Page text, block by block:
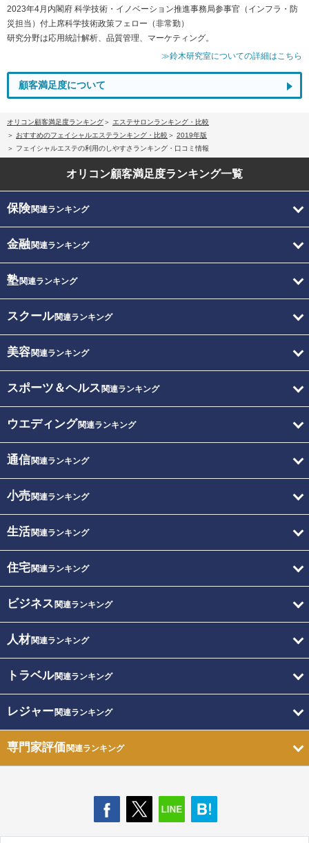
2023年4月内閣府 科学技術・イノベーション推進事務局参事官（インフラ・防
災担当）付上席科学技術政策フェロー（非常勤）
研究分野は応用統計解析、品質管理、マーケティング。
≫鈴木研究室についての詳細はこちら
顧客満足度について
オリコン顧客満足度ランキング
エステサロンランキング・比較
おすすめのフェイシャルエステランキング・比較
2019年版
フェイシャルエステの利用のしやすさランキング・口コミ情報
オリコン顧客満足度ランキング一覧
保険関連ランキング
金融関連ランキング
塾関連ランキング
スクール関連ランキング
美容関連ランキング
スポーツ＆ヘルス 関連ランキング
ウエディング関連ランキング
通信関連ランキング
小売関連ランキング
生活関連ランキング
住宅関連ランキング
ビジネス 関連ランキング
人材関連ランキング
トラベル関連ランキング
レジャー関連ランキング
専門家評価関連ランキング